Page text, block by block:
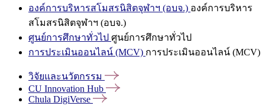
องค์การบริหารสโมสรนิสิตจุฬาฯ (อบจ.) องค์การบริหาร
สโมสรนิสิตจุฬาฯ (อบจ.)
ศูนย์การศึกษาทั่วไป ศูนย์การศึกษาทั่วไป
การประเมินออนไลน์ (MCV) การประเมินออนไลน์ (MCV)
วิจัยและนวัตกรรม
CU Innovation Hub
Chula DigiVerse